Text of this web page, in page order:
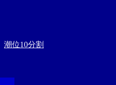
潮位10分割